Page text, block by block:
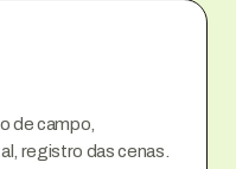
de campo,
registro das cenas.